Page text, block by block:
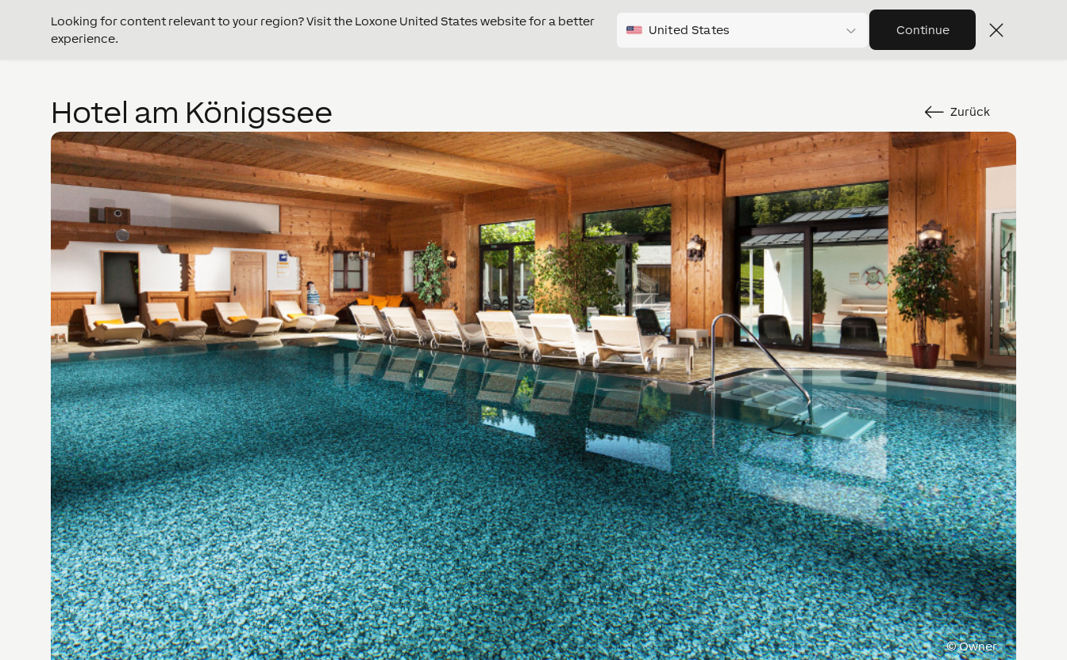
Looking for content relevant to your region? Visit the Loxone United States website for a better
experience.
United States Continue
Hotel am Königssee Zurück
©Owner